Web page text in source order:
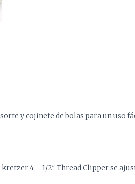
y cojinete de bolas para un uso
4 – 1/2″ Thread Clipper se